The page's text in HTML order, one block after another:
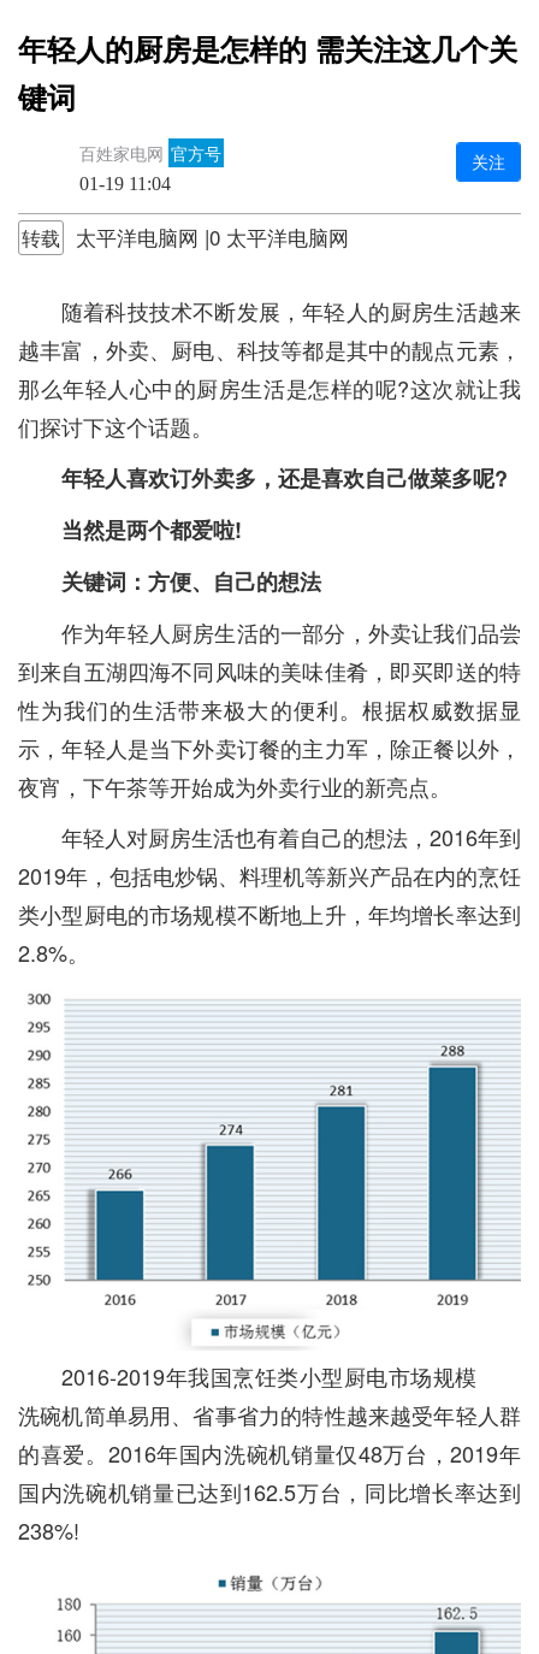
年轻人的厨房是怎样的 需关注这几个关
键词
百姓家电网 官方号
01-19 11:04
关注
转载 太平洋电脑网 |0 太平洋电脑网
随着科技技术不断发展，年轻人的厨房生活越来
越丰富，外卖、厨电、科技等都是其中的靓点元素，
那么年轻人心中的厨房生活是怎样的呢?这次就让我
们探讨下这个话题。
年轻人喜欢订外卖多，还是喜欢自己做菜多呢?
当然是两个都爱啦!
关键词：方便、自己的想法
作为年轻人厨房生活的一部分，外卖让我们品尝
到来自五湖四海不同风味的美味佳肴，即买即送的特
性为我们的生活带来极大的便利。根据权威数据显
示，年轻人是当下外卖订餐的主力军，除正餐以外，
夜宵，下午茶等开始成为外卖行业的新亮点。
年轻人对厨房生活也有着自己的想法，2016年到
2019年，包括电炒锅、料理机等新兴产品在内的烹饪
类小型厨电的市场规模不断地上升，年均增长率达到
2.8%。
2016-2019年我国烹饪类小型厨电市场规模
洗碗机简单易用、省事省力的特性越来越受年轻人群
的喜爱。2016年国内洗碗机销量仅48万台，2019年
国内洗碗机销量已达到162.5万台，同比增长率达到
238%!